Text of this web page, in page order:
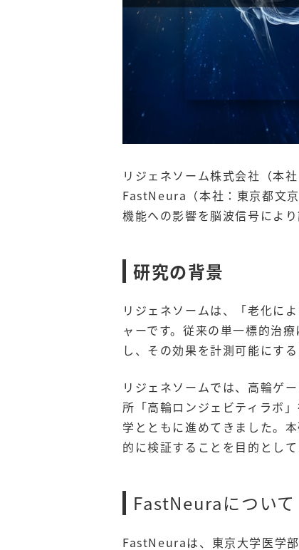
リジェネソーム株式会社（本
FastNeura（本社：東京都文
機能への影響を脳波信号によ
研究の背景
リジェネソームは、「老化に
ャーです。従来の単一標的治
し、その効果を計測可能にす
リジェネソームでは、高輪ゲ
所「高輪ロンジェビティラボ
学とともに進めてきました。
的に検証することを目的として
FastNeuraについて
FastNeuraは、東京大学医学